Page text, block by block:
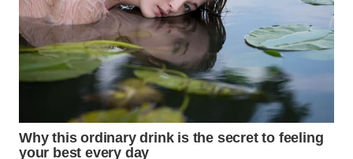
WAHANA
WAHANA
WAHANA
TV